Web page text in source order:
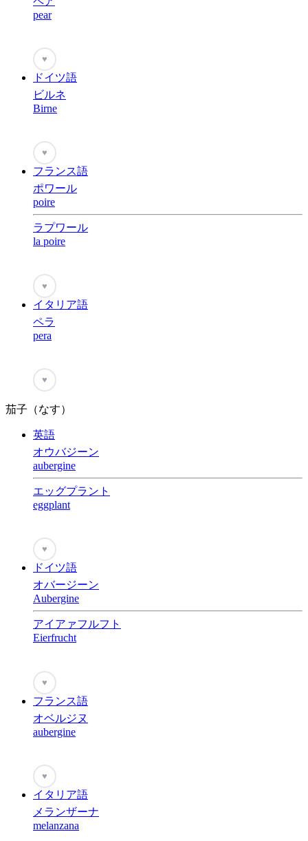
pear
♥
ドイツ語
ビルネ
Birne
♥
フランス語
ポワール
poire
ラプワール
la poire
♥
イタリア語
ペラ
pera
♥
茄子（なす）
英語
オウバジーン
aubergine
エッグプラント
eggplant
♥
ドイツ語
オバージーン
Aubergine
アイアァフルフト
Eierfrucht
♥
フランス語
オベルジヌ
aubergine
♥
イタリア語
メランザーナ
melanzana